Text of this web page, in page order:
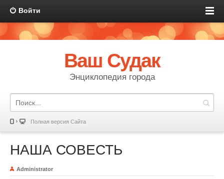
Войти
Ваш Судак
Энциклопедия города
Полная версия Сайта
НАША СОВЕСТЬ
Administrator